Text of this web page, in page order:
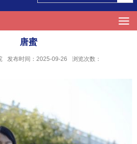
唐蜜
发布时间：2025-09-26 浏览次数：